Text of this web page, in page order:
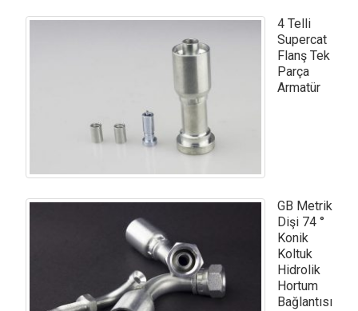
4 Telli
Supercat
Flanş Tek
Parça
Armatür
GB Metrik
Dişi 74 °
Konik
Koltuk
Hidrolik
Hortum
Bağlantısı